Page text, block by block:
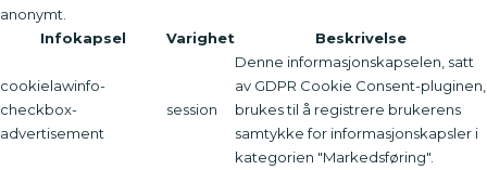
anonymt.
Infokapsel
Varighet Beskrivelse
cookielawinfo-
checkbox-
advertisement
session
Denne informasjonskapselen, satt
av GDPR Cookie Consent-pluginen,
brukes til å registrere brukerens
samtykke for informasjonskapsler i
kategorien "Markedsføring".